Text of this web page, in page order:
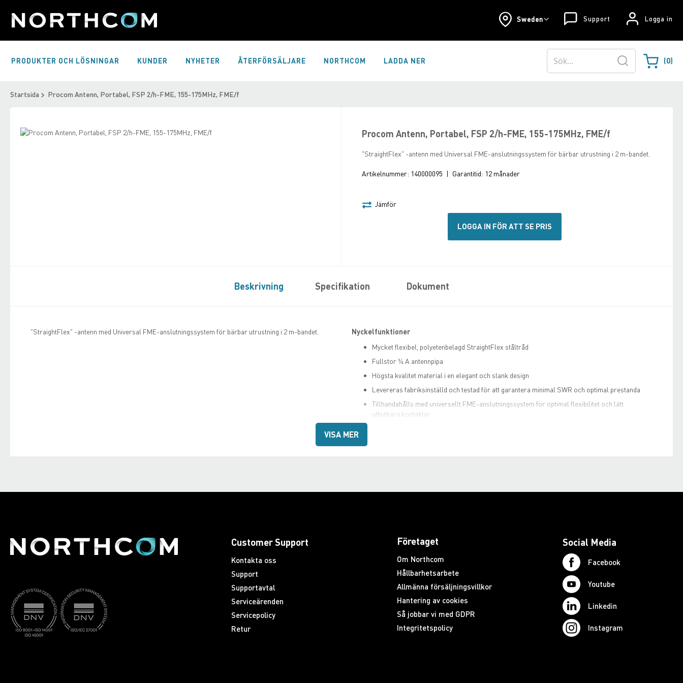
Logga in
Support
Skip
Sweden
PRODUKTER OCH LÖSNINGAR KUNDER NYHETER ÅTERFÖRSÄLJARE NORTHCOM LADDA NER Varukorgen
0
Sök
Startsida Procom Antenn, Portabel, FSP 2/h-FME, 155-175MHz, FME/f
Procom Antenn, Portabel, FSP 2/h-FME, 155-175MHz, FME/f
"StraightFlex" -antenn med Universal FME-anslutningssystem för bärbar utrustning i 2 m-bandet.
Artikelnummer: 140000095 | Garantitid: 12 månader
Jämför
LOGGA IN FÖR ATT SE PRIS
Skip
Beskrivning Specifikation Dokument
"StraightFlex" -antenn med Universal FME-anslutningssystem för bärbar utrustning i 2 m-bandet.
Nyckelfunktioner
Mycket flexibel, polyetenbelagd StraightFlex ståltråd
Fullstor ¼ A antennpipa
Högsta kvalitet material i en elegant och slank design
Levereras fabriksinställd och testad för att garantera minimal SWR och optimal prestanda
Tillhandahålls med universellt FME-anslutningssystem för optimal flexibilitet och lätt
utbytbara kontakter
VISA MER
Customer Support
Kontakta oss
Support
Supportavtal
Serviceärenden
Servicepolicy
Retur
Företaget
Om Northcom
Hållbarhetsarbete
Allmänna försäljningsvillkor
Hantering av cookies
Så jobbar vi med GDPR
Integritetspolicy
Social Media
Facebook
Youtube
Linkedin
Instagram